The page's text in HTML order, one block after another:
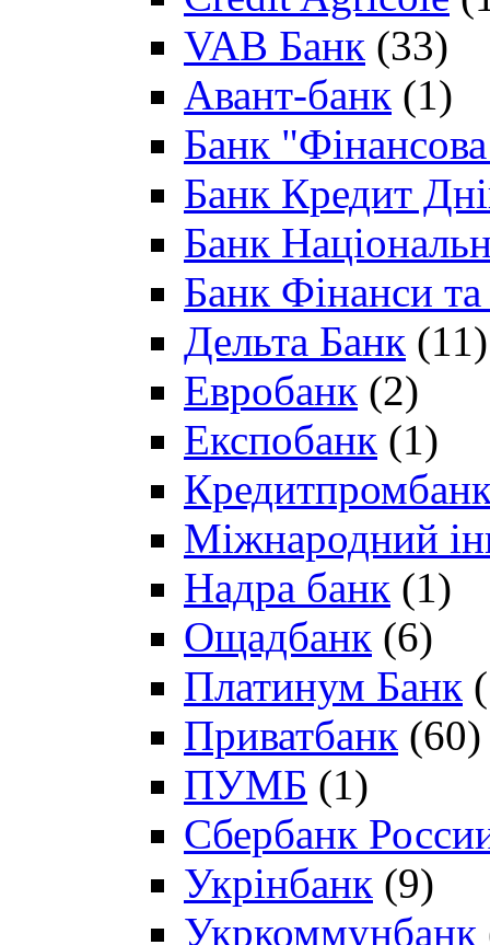
VAB Банк (33)
Авант-банк (1)
Банк "Фінансова
Банк Кредит
Банк
Банк Фінанси
Дельта Банк (11)
Евробанк (2)
Експобанк (1)
Міжнародний
Надра банк (1)
Ощадбанк (6)
Платинум Банк
Приватбанк (60)
ПУМБ (1)
Сбербанк
Укрінбанк (9)
Укркоммунбанк